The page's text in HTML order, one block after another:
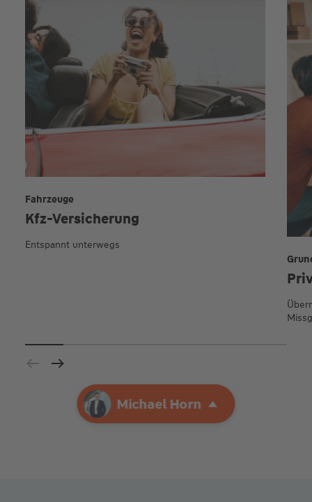
Ihre Agentur Michael Horn
Michael Horn
Kfz-Versicherung
Fahrzeuge
Entspannt unterwegs